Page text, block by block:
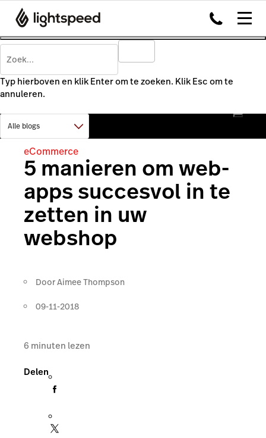
Typ hierboven en klik Enter om te zoeken. Klik Esc om te
annuleren.
eCommerce
5 manieren om web-
apps succesvol in te
zetten in uw
webshop
DoorAimee Thompson
09-11-2018
6 minuten lezen
Delen